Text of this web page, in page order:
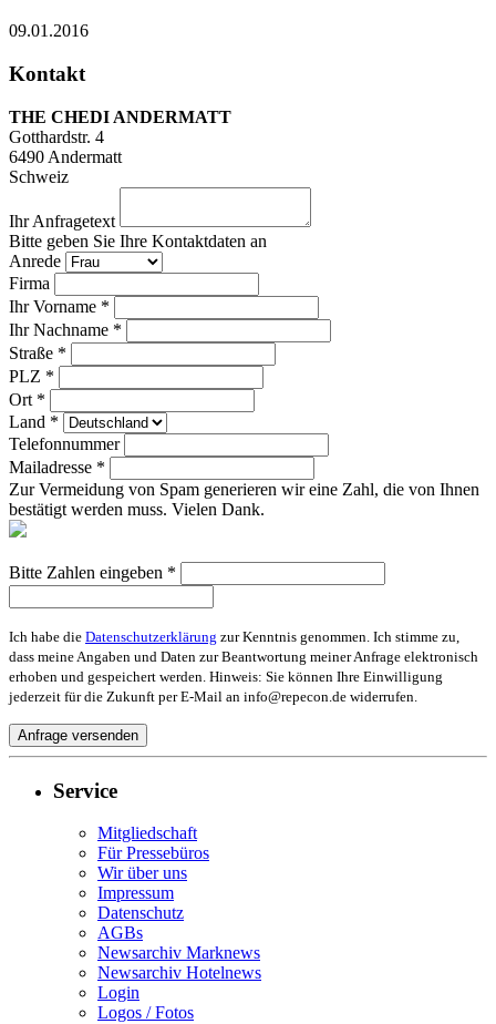
09.01.2016
Kontakt
THE CHEDI ANDERMATT
Gotthardstr. 4
6490 Andermatt
Schweiz
Ihr Anfragetext
Bitte geben Sie Ihre Kontaktdaten an
Anrede
Firma
Ihr Vorname *
Ihr Nachname *
Straße *
PLZ *
Ort *
Land *
Telefonnummer
Mailadresse *
Zur Vermeidung von Spam generieren wir eine Zahl, die von Ihnen
bestätigt werden muss. Vielen Dank.
Bitte Zahlen eingeben *
Ich habe die Datenschutzerklärung zur Kenntnis genommen. Ich stimme zu,
dass meine Angaben und Daten zur Beantwortung meiner Anfrage elektronisch
erhoben und gespeichert werden. Hinweis: Sie können Ihre Einwilligung
jederzeit für die Zukunft per E-Mail an info@repecon.de widerrufen.
Service
Mitgliedschaft
Für Pressebüros
Wir über uns
Impressum
Datenschutz
AGBs
Newsarchiv Marknews
Newsarchiv Hotelnews
Login
Logos / Fotos